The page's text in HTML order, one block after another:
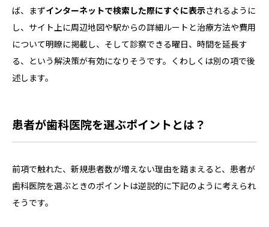
ば、まずインターネットで検索した際にすぐに表示されるように
し、サイト上に周辺地図や駅からの詳細ルートと治療方法や費用
について明瞭に掲載し、そして診察できる曜日、時間を延長す
る、という解決策が有効になりそうです。くわしくは別の項で後
述します。
患者が歯科医院を選ぶポイントとは？
前項で触れた、新規患者数が増えない理由を踏まえると、患者が
歯科医院を選ぶときのポイントは逆説的に下記のように考えられ
そうです。